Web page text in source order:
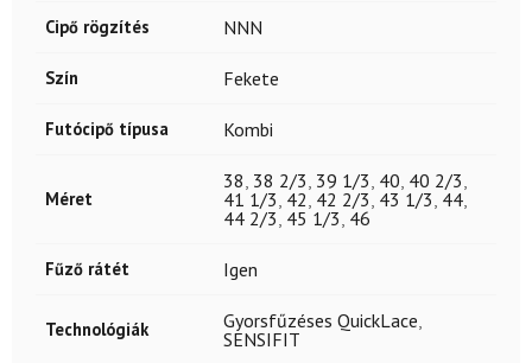
Cipő rögzítés NNN
Szín Fekete
Futócipő típusa Kombi
Méret
38 38 2/3 39 1/3 40 40 2/3
41 1/3 42 42 2/3 43 1/3 44
44 2/3 45 1/3 46
Fűző rátét Igen
Technológiák Gyorsfűzéses QuickLace
SENSIFIT